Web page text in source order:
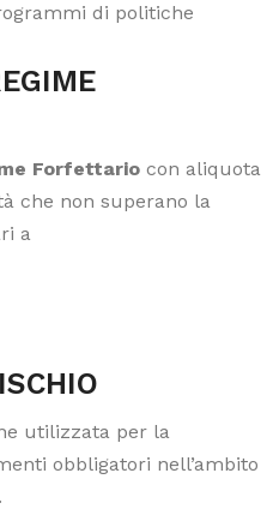
di politiche
Forfettario con aliquota
che non superano la
a
utilizzata per la
obbligatori nell’ambito